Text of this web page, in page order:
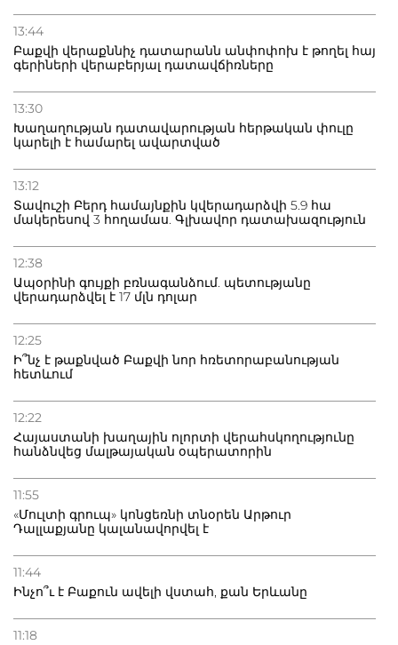
13:44
Բաքվի վերաքննիչ դատարանն անփոփոխ է թողել հայ
գերիների վերաբերյալ դատավճիռները
13:30
Խաղաղության դատավարության հերթական փուլը
կարելի է համարել ավարտված
13:12
Տավուշի Բերդ համայնքին կվերադարձվի 5.9 հա
մակերեսով 3 հողամաս. Գլխավոր դատախազություն
12:38
Ապօրինի գույքի բռնագանձում. պետությանը
վերադարձվել է 17 մլն դոլար
12:25
Ի՞նչ է թաքնված Բաքվի նոր հռետորաբանության
հետևում
12:22
Հայաստանի խաղային ոլորտի վերահսկողությունը
հանձնվեց մալթայական օպերատորին
11:55
«Մուլտի գրուպ» կոնցեռնի տնօրեն Արթուր
Դալլաքյանը կալանավորվել է
11:44
Ինչո՞ւ է Բաքուն ավելի վստահ, քան Երևանը
11:18